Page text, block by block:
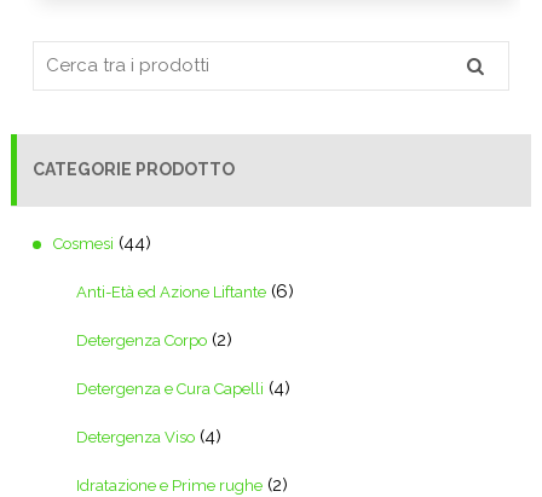
CATEGORIE PRODOTTO
Cosmesi (44)
Anti-Età ed Azione Liftante (6)
Detergenza Corpo (2)
Detergenza e Cura Capelli (4)
Detergenza Viso (4)
Idratazione e Prime rughe (2)